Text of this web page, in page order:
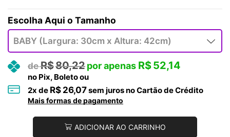
Tamanho
R$80,22 R$52,14
no Pix, Boleto ou
2x de R$ 26,07sem juros no Cartão de Crédito
Mais formas de pagamento
ADICIONAR AO CARRINHO